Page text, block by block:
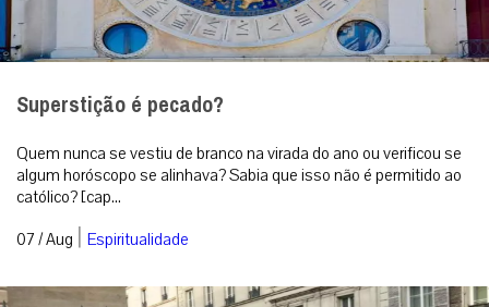
Superstição é pecado?
Quem nunca se vestiu de branco na virada do ano ou verificou se
algum horóscopo se alinhava? Sabia que isso não é permitido ao
católico? [cap...
07 / Aug | Espiritualidade